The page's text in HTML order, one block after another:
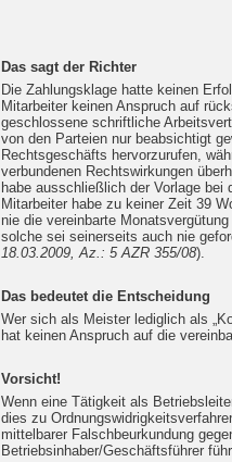
Das sagt der Richter
Die Zahlungsklage hatte keinen
Mitarbeiter keinen Anspruch auf
geschlossene schriftliche
von den Parteien nur beabsichtigt
Rechtsgeschäfts hervorzurufen,
verbundenen Rechtswirkungen
habe ausschließlich der Vorlage bei
Mitarbeiter habe zu keiner Zeit 39
nie die vereinbarte
solche sei seinerseits auch nie
18.03.2009, Az.: 5 AZR 355/08).
Das bedeutet die Entscheidung
Wer sich als Meister lediglich als
hat keinen Anspruch auf die
Vorsicht!
Wenn eine Tätigkeit als
dies zu
mittelbarer Falschbeurkundung
Betriebsinhaber/Geschäftsführer